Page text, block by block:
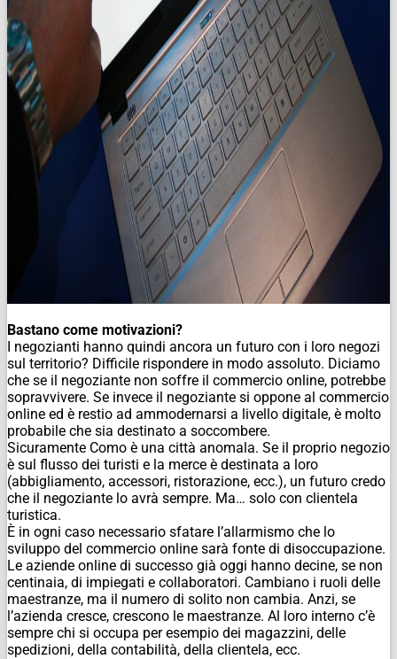
Bastano come motivazioni?
I negozianti hanno quindi ancora un futuro con i loro negozi
sul territorio? Difficile rispondere in modo assoluto. Diciamo
che se il negoziante non soffre il commercio online, potrebbe
sopravvivere. Se invece il negoziante si oppone al commercio
online ed è restio ad ammodernarsi a livello digitale, è molto
probabile che sia destinato a soccombere.
Sicuramente Como è una città anomala. Se il proprio negozio
è sul flusso dei turisti e la merce è destinata a loro
(abbigliamento, accessori, ristorazione, ecc.), un futuro credo
che il negoziante lo avrà sempre. Ma… solo con clientela
turistica.
È in ogni caso necessario sfatare l’allarmismo che lo
sviluppo del commercio online sarà fonte di disoccupazione.
Le aziende online di successo già oggi hanno decine, se non
centinaia, di impiegati e collaboratori. Cambiano i ruoli delle
maestranze, ma il numero di solito non cambia. Anzi, se
l’azienda cresce, crescono le maestranze. Al loro interno c’è
sempre chi si occupa per esempio dei magazzini, delle
spedizioni, della contabilità, della clientela, ecc.